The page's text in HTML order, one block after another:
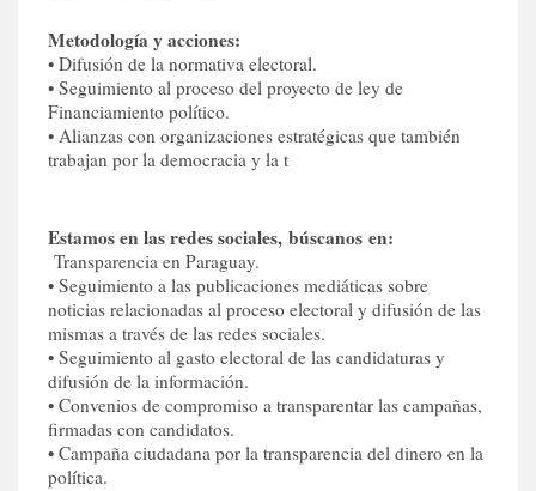
Metodología y acciones:
• Difusión de la normativa electoral.
• Seguimiento al proceso del proyecto de ley de
Financiamiento político.
• Alianzas con organizaciones estratégicas que también
trabajan por la democracia y la t
Estamos en las redes sociales, búscanos en:
Transparencia en Paraguay.
• Seguimiento a las publicaciones mediáticas sobre
noticias relacionadas al proceso electoral y difusión de las
mismas a través de las redes sociales.
• Seguimiento al gasto electoral de las candidaturas y
difusión de la información.
• Convenios de compromiso a transparentar las campañas,
firmadas con candidatos.
• Campaña ciudadana por la transparencia del dinero en la
política.